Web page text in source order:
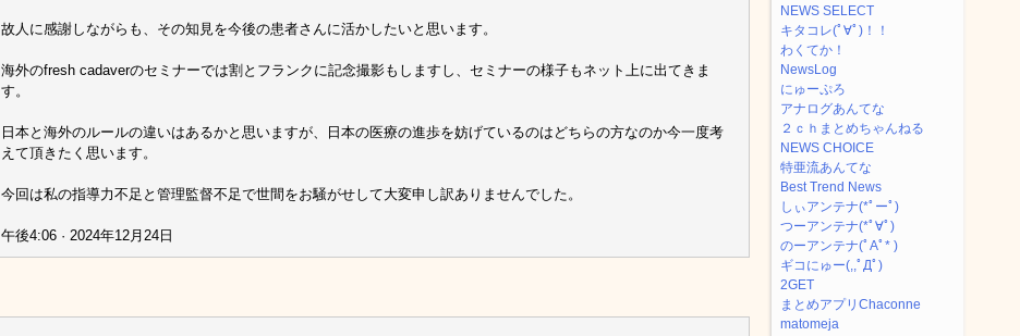
故人に感謝しながらも、その知見を今後の患者さんに活かしたいと思います。
海外のfresh cadaverのセミナーでは割とフランクに記念撮影もしますし、セミナーの様子もネット上に出てきま
す。
日本と海外のルールの違いはあるかと思いますが、日本の医療の進歩を妨げているのはどちらの方なのか今一度考
えて頂きたく思います。
今回は私の指導力不足と管理監督不足で世間をお騒がせして大変申し訳ありませんでした。
午後4:06 · 2024年12月24日
NEWS SELECT
キタコレ(ﾟ∀ﾟ)！！
わくてか！
NewsLog
にゅーぷろ
アナログあんてな
２ｃｈまとめちゃんねる
NEWS CHOICE
特亜流あんてな
Best Trend News
しぃアンテナ(*ﾟーﾟ)
つーアンテナ(*ﾟ∀ﾟ)
のーアンテナ(ﾟAﾟ* )
ギコにゅー(,,ﾟДﾟ)
2GET
まとめアプリChaconne
matomeja